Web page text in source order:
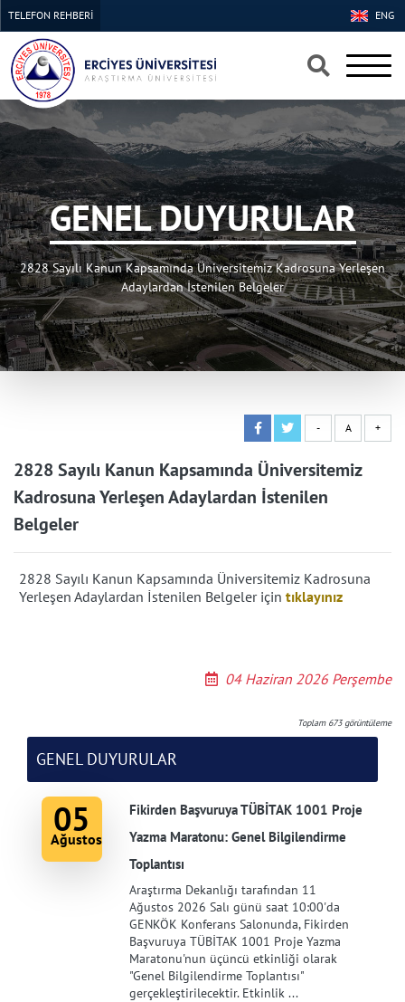
×
×
ENG
TELEFON REHBERİ
GENEL DUYURULAR
2828 Sayılı Kanun Kapsamında Üniversitemiz Kadrosuna Yerleşen
Adaylardan İstenilen Belgeler
- A +
2828 Sayılı Kanun Kapsamında Üniversitemiz
Kadrosuna Yerleşen Adaylardan İstenilen
Belgeler
2828 Sayılı Kanun Kapsamında Üniversitemiz Kadrosuna
Yerleşen Adaylardan İstenilen Belgeler için tıklayınız
04 Haziran 2026 Perşembe
Toplam 673görüntüleme
GENEL DUYURULAR
05
Ağustos
Fikirden Başvuruya TÜBİTAK 1001 Proje
Yazma Maratonu: Genel Bilgilendirme
Toplantısı
Araştırma Dekanlığı tarafından 11
Ağustos 2026 Salı günü saat 10:00'da
GENKÖK Konferans Salonunda, Fikirden
Başvuruya TÜBİTAK 1001 Proje Yazma
Maratonu'nun üçüncü etkinliği olarak
"Genel Bilgilendirme Toplantısı"
gerçekleştirilecektir. Etkinlik ...